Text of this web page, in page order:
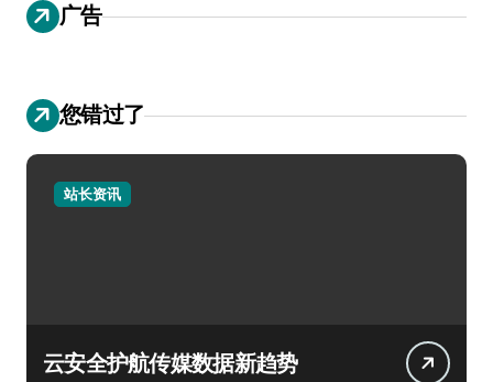
广告
您错过了
站长资讯
云安全护航传媒数据新趋势